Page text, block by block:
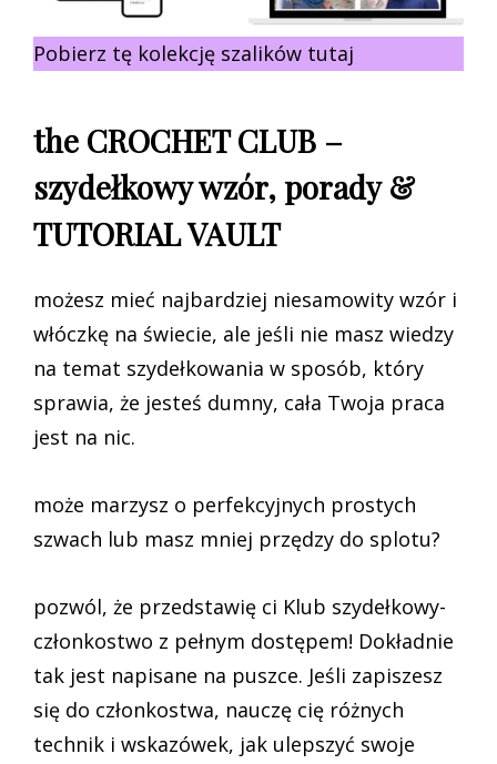
Pobierz tę kolekcję szalików tutaj
the CROCHET CLUB –
szydełkowy wzór, porady &
TUTORIAL VAULT
możesz mieć najbardziej niesamowity wzór i
włóczkę na świecie, ale jeśli nie masz wiedzy
na temat szydełkowania w sposób, który
sprawia, że jesteś dumny, cała Twoja praca
jest na nic.
może marzysz o perfekcyjnych prostych
szwach lub masz mniej przędzy do splotu?
pozwól, że przedstawię ci Klub szydełkowy-
członkostwo z pełnym dostępem! Dokładnie
tak jest napisane na puszce. Jeśli zapiszesz
się do członkostwa, nauczę cię różnych
technik i wskazówek, jak ulepszyć swoje